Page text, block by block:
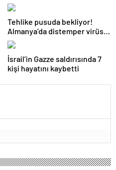
Tehlike pusuda bekliyor!
Almanya’da distemper virüsü
yayılıyor: Çoğu
kurtarılamayacak!
İsrail’in Gazze saldırısında 7
kişi hayatını kaybetti